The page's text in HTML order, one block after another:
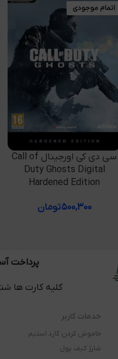
اتمام موجودی
اطلاعات بیشتر
سی دی کی اورجینال Call of
Duty Ghosts Digital
Hardened Edition
۵۰۰,۳۰۰تومان
پرداخت
کلیه کارت ها
خدمات کاربر
خاموش کردن گارد استیم
شارژ کیف پول